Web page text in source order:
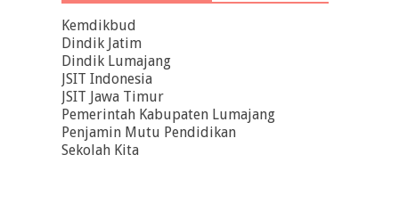
Kemdikbud
Dindik Jatim
Dindik Lumajang
JSIT Indonesia
JSIT Jawa Timur
Pemerintah Kabupaten Lumajang
Penjamin Mutu Pendidikan
Sekolah Kita